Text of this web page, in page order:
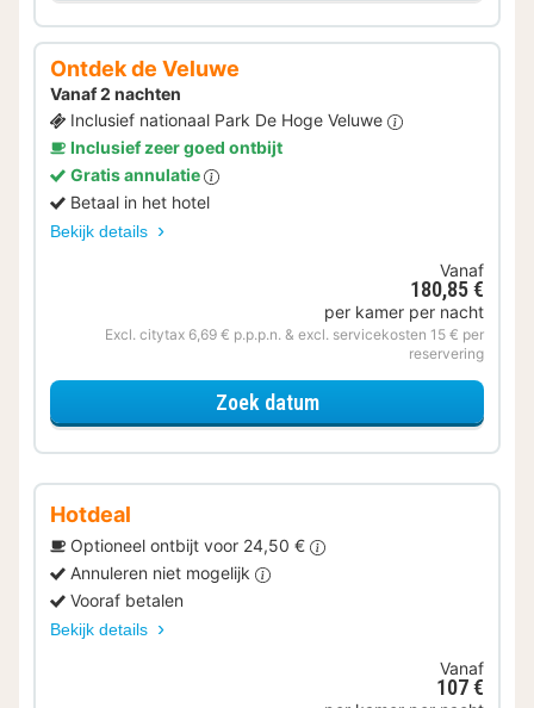
Ontdek de Veluwe
Vanaf 2 nachten
Inclusief nationaal Park De Hoge Veluwe
Inclusief zeer goed ontbijt
Gratis annulatie
Betaal in het hotel
Bekijk details
Vanaf
180,85 €
per kamer per nacht
Excl. citytax 6,69 € p.p.p.n. & excl. servicekosten 15 € per
reservering
Zoek datumvoor Ontdek de Veluwe
Hotdeal
Optioneel ontbijt voor 24,50 €
Annuleren niet mogelijk
Vooraf betalen
Bekijk details
Vanaf
107 €